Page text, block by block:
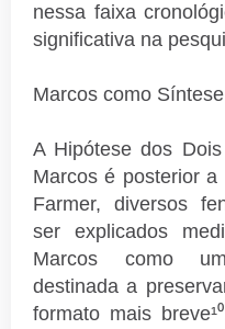
nessa faixa
significativa na
Marcos como
A Hipótese dos
Marcos é posterior
Farmer, diversos
ser explicados
Marcos como
destinada a
formato mais